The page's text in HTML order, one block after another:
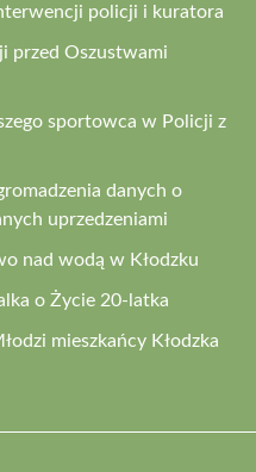
policji i kuratora
przed Oszustwami
sportowca w Policji z
danych o
uprzedzeniami
nad wodą w Kłodzku
o Życie 20-latka
mieszkańcy Kłodzka